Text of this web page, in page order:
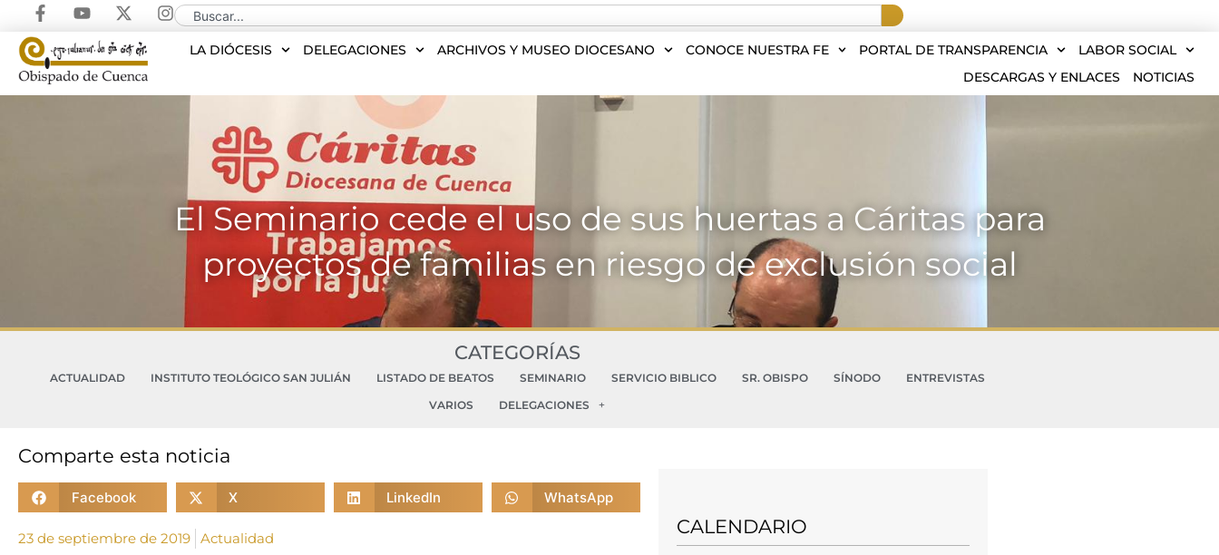
LA DIÓCESIS DELEGACIONES ARCHIVOS Y MUSEO DIOCESANO CONOCE NUESTRA FE PORTAL DE TRANSPARENCIA
LABOR SOCIAL
DESCARGAS Y ENLACES
NOTICIAS
El Seminario cede el uso de sus huertas a Cáritas para
proyectos de familias en riesgo de exclusión social
CATEGORÍAS
ACTUALIDAD INSTITUTO TEOLÓGICO SAN JULIÁN LISTADO DE BEATOS SEMINARIO SERVICIO BIBLICO SR. OBISPO SÍNODO
ENTREVISTAS
VARIOS
DELEGACIONES
Comparte esta noticia
Facebook X LinkedIn WhatsApp
23 de septiembre de 2019 Actualidad
CALENDARIO